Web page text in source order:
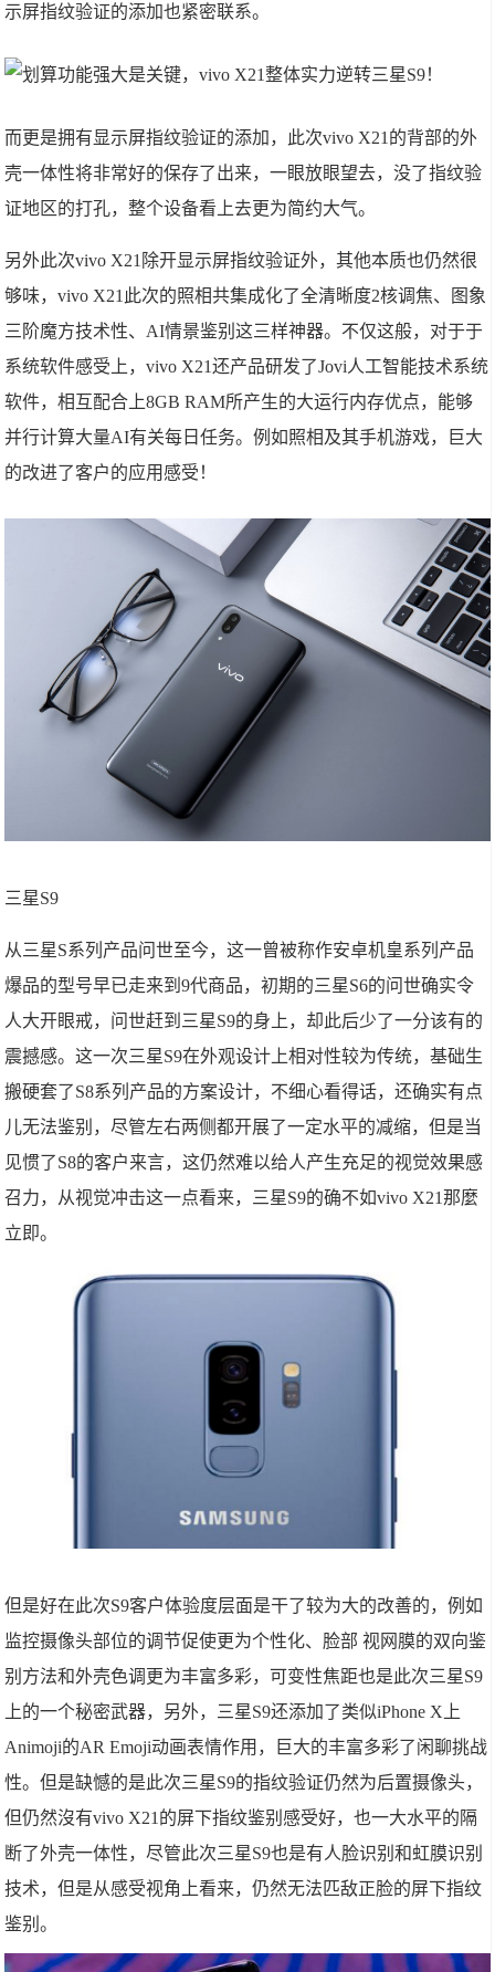
示屏指纹验证的添加也紧密联系。
而更是拥有显示屏指纹验证的添加，此次vivo X21的背部的外
壳一体性将非常好的保存了出来，一眼放眼望去，没了指纹验
证地区的打孔，整个设备看上去更为简约大气。
另外此次vivo X21除开显示屏指纹验证外，其他本质也仍然很
够味，vivo X21此次的照相共集成化了全清晰度2核调焦、图象
三阶魔方技术性、AI情景鉴别这三样神器。不仅这般，对于于
系统软件感受上，vivo X21还产品研发了Jovi人工智能技术系统
软件，相互配合上8GB RAM所产生的大运行内存优点，能够
并行计算大量AI有关每日任务。例如照相及其手机游戏，巨大
的改进了客户的应用感受！
三星S9
从三星S系列产品问世至今，这一曾被称作安卓机皇系列产品
爆品的型号早已走来到9代商品，初期的三星S6的问世确实令
人大开眼戒，问世赶到三星S9的身上，却此后少了一分该有的
震撼感。这一次三星S9在外观设计上相对性较为传统，基础生
搬硬套了S8系列产品的方案设计，不细心看得话，还确实有点
儿无法鉴别，尽管左右两侧都开展了一定水平的减缩，但是当
见惯了S8的客户来言，这仍然难以给人产生充足的视觉效果感
召力，从视觉冲击这一点看来，三星S9的确不如vivo X21那麼
立即。
但是好在此次S9客户体验度层面是干了较为大的改善的，例如
监控摄像头部位的调节促使更为个性化、脸部 视网膜的双向鉴
别方法和外壳色调更为丰富多彩，可变性焦距也是此次三星S9
上的一个秘密武器，另外，三星S9还添加了类似iPhone X上
Animoji的AR Emoji动画表情作用，巨大的丰富多彩了闲聊挑战
性。但是缺憾的是此次三星S9的指纹验证仍然为后置摄像头，
但仍然沒有vivo X21的屏下指纹鉴别感受好，也一大水平的隔
断了外壳一体性，尽管此次三星S9也是有人脸识别和虹膜识别
技术，但是从感受视角上看来，仍然无法匹敌正脸的屏下指纹
鉴别。